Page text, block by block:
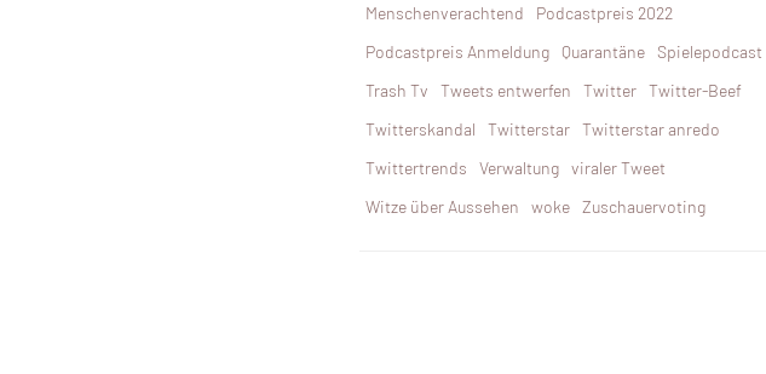
Menschenverachtend
Podcastpreis 2022
Podcastpreis Anmeldung
Quarantäne Spielepodcast
Trash Tv
Tweets entwerfen Twitter Twitter-Beef
Twitterskandal
Twitterstar Twitterstar anredo
Twittertrends
Verwaltung viraler Tweet
Witze über Aussehen
woke Zuschauervoting